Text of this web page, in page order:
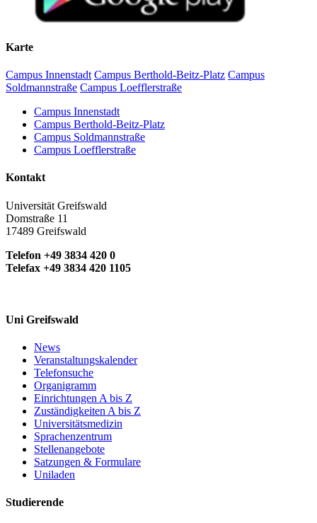
Karte
Campus Innenstadt Campus Berthold-Beitz-Platz Campus
Soldmannstraße Campus Loefflerstraße
Campus Innenstadt
Campus Berthold-Beitz-Platz
Campus Soldmannstraße
Campus Loefflerstraße
Kontakt
Universität Greifswald
Domstraße 11
17489 Greifswald
Telefon +49 3834 420 0
Telefax +49 3834 420 1105
Uni Greifswald
News
Veranstaltungskalender
Telefonsuche
Organigramm
Einrichtungen A bis Z
Zuständigkeiten A bis Z
Universitätsmedizin
Sprachenzentrum
Stellenangebote
Satzungen & Formulare
Uniladen
Studierende